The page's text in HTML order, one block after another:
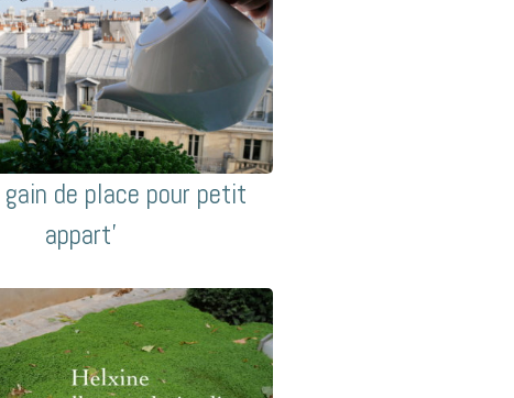
de place pour petit
appart’